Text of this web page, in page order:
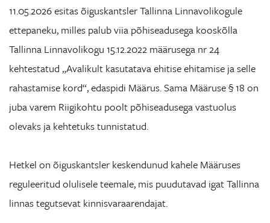
11.05.2026 esitas õiguskantsler Tallinna Linnavolikogule
ettepaneku, milles palub viia põhiseadusega kooskõlla
Tallinna Linnavolikogu 15.12.2022 määrusega nr 24
kehtestatud „Avalikult kasutatava ehitise ehitamise ja selle
rahastamise kord“, edaspidi Määrus. Sama Määruse § 18 on
juba varem Riigikohtu poolt põhiseadusega vastuolus
olevaks ja kehtetuks tunnistatud.
Hetkel on õiguskantsler keskendunud kahele Määruses
reguleeritud olulisele teemale, mis puudutavad igat Tallinna
linnas tegutsevat kinnisvaraarendajat.